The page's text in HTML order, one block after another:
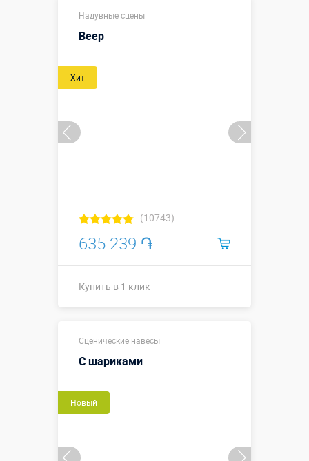
Больше деталей →
Надувные сцены
Веер
Хит
(10743)
635 239 ֏
Купить в 1 клик
Размеры, м:
Сценические навесы
С шариками
Новый